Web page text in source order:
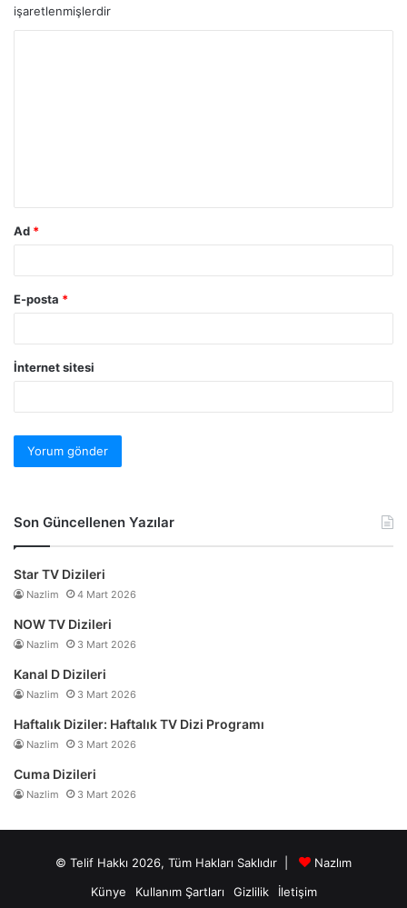
işaretlenmişlerdir
Ad *
E-posta *
İnternet sitesi
Son Güncellenen Yazılar
Star TV Dizileri
Nazlim 4 Mart 2026
NOW TV Dizileri
Nazlim 3 Mart 2026
Kanal D Dizileri
Nazlim 3 Mart 2026
Haftalık Diziler: Haftalık TV Dizi Programı
Nazlim 3 Mart 2026
Cuma Dizileri
Nazlim 3 Mart 2026
© Telif Hakkı 2026, Tüm Hakları Saklıdır |
Nazlım
Künye
Kullanım Şartları Gizlilik İletişim